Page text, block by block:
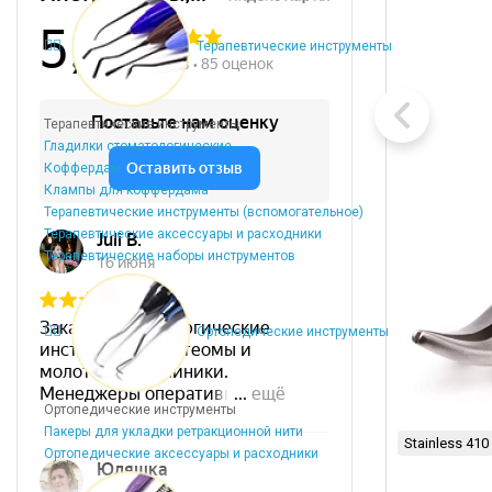
Терапевтические инструменты
Терапевтические инструменты
Гладилки стоматологические
Коффердам
Клампы для коффердама
Терапевтические инструменты (вспомогательное)
Терапевтические аксессуары и расходники
Терапевтические наборы инструментов
Ортопедические инструменты
Ортопедические инструменты
Пакеры для укладки ретракционной нити
Ортопедические аксессуары и расходники
Stainless 410